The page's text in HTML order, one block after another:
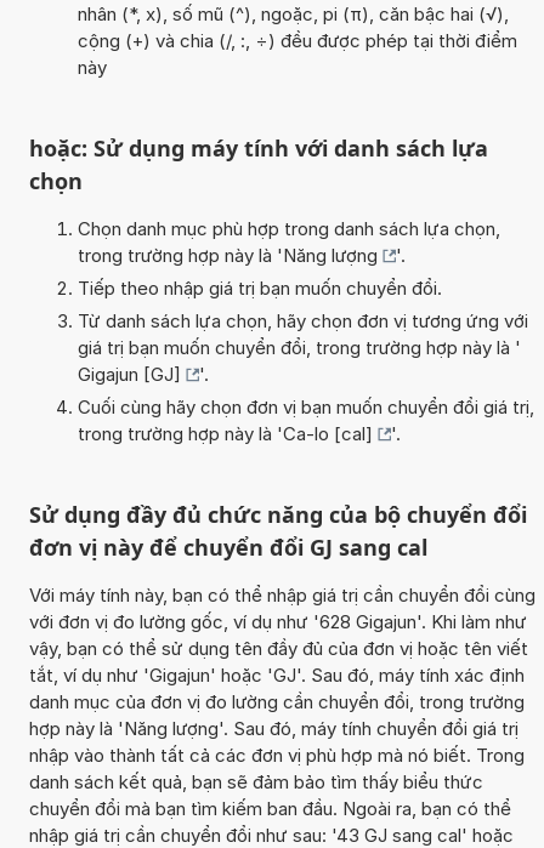
nhân (*, x), số mũ (^), ngoặc, pi (π), căn bậc hai (√),
cộng (+) và chia (/, :, ÷) đều được phép tại thời điểm
này
hoặc: Sử dụng máy tính với danh sách lựa
chọn
Chọn danh mục phù hợp trong danh sách lựa chọn,
trong trường hợp này là 'Năng lượng
'.
Tiếp theo nhập giá trị bạn muốn chuyển đổi.
Từ danh sách lựa chọn, hãy chọn đơn vị tương ứng với
giá trị bạn muốn chuyển đổi, trong trường hợp này là '
Gigajun [GJ]
'.
Cuối cùng hãy chọn đơn vị bạn muốn chuyển đổi giá trị,
trong trường hợp này là 'Ca-lo [cal] '.
Sử dụng đầy đủ chức năng của bộ chuyển đổi
đơn vị này để chuyển đổi GJ sang cal
Với máy tính này, bạn có thể nhập giá trị cần chuyển đổi cùng
với đơn vị đo lường gốc, ví dụ như '628 Gigajun'. Khi làm như
vậy, bạn có thể sử dụng tên đầy đủ của đơn vị hoặc tên viết
tắt, ví dụ như 'Gigajun' hoặc 'GJ'. Sau đó, máy tính xác định
danh mục của đơn vị đo lường cần chuyển đổi, trong trường
hợp này là 'Năng lượng'. Sau đó, máy tính chuyển đổi giá trị
nhập vào thành tất cả các đơn vị phù hợp mà nó biết. Trong
danh sách kết quả, bạn sẽ đảm bảo tìm thấy biểu thức
chuyển đổi mà bạn tìm kiếm ban đầu. Ngoài ra, bạn có thể
nhập giá trị cần chuyển đổi như sau: '43 GJ sang cal' hoặc